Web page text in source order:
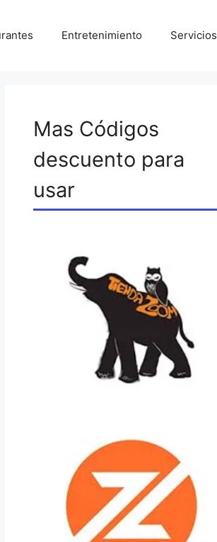
Entretenimiento Servicios
Mas Códigos
descuento para
usar